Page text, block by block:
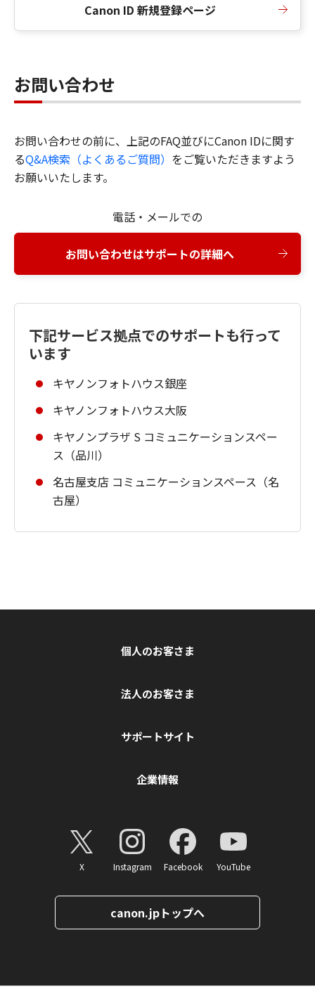
Canon ID 新規登録ページ
お問い合わせ
お問い合わせの前に、上記のFAQ並びにCanon IDに関す
るQ&A検索（よくあるご質問） をご覧いただきますよう
お願いいたします。
電話・メールでの
お問い合わせはサポートの詳細へ
下記サービス拠点でのサポートも行って
います
キヤノンフォトハウス銀座
キヤノンフォトハウス大阪
キヤノンプラザ S コミュニケーションスペー
ス（品川）
名古屋支店 コミュニケーションスペース（名
古屋）
個人のお客さま
法人のお客さま
サポートサイト
企業情報
X Instagram Facebook YouTube
canon.jpトップへ